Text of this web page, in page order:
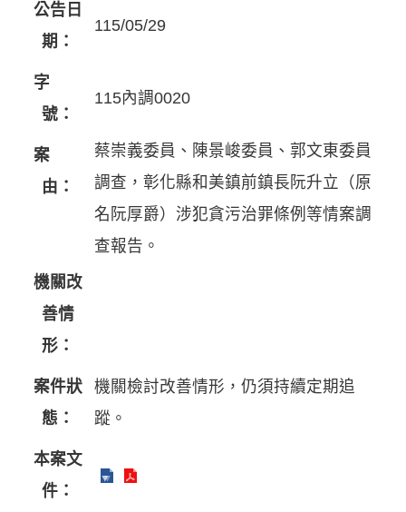
公告日
期：
115/05/29
字
號：
115內調0020
案
由：
蔡崇義委員、陳景峻委員、郭文東委員
調查，彰化縣和美鎮前鎮長阮升立（原
名阮厚爵）涉犯貪污治罪條例等情案調
查報告。
機關改
善情
形：
案件狀
態：
機關檢討改善情形，仍須持續定期追
蹤。
本案文
件：